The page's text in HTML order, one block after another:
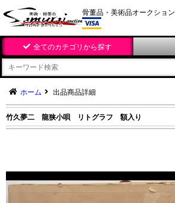
骨董品・美術品オークション
全てのカテゴリから探す
ホーム 出品商品詳細
竹久夢二 龍狭小唄 リトグラフ 額入り